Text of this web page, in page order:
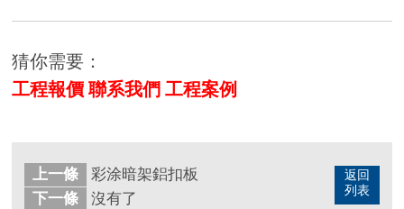
猜你需要：
工程報價 聯系我們 工程案例
返回
列表
上一條
彩涂暗架鋁扣板
下一條
沒有了